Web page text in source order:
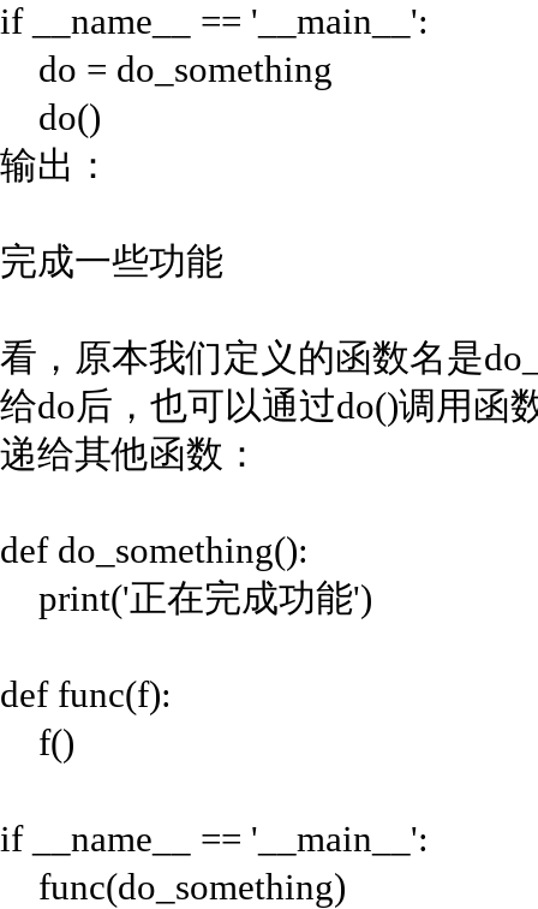
if __name__ == '__main__':
do = do_something
do()
输出：
完成一些功能
看，原本我们定义的函数名是
给do后，也可以通过do()调用函
递给其他函数：
def do_something():
print('正在完成功能')
def func(f):
f()
if __name__ == '__main__':
func(do_something)